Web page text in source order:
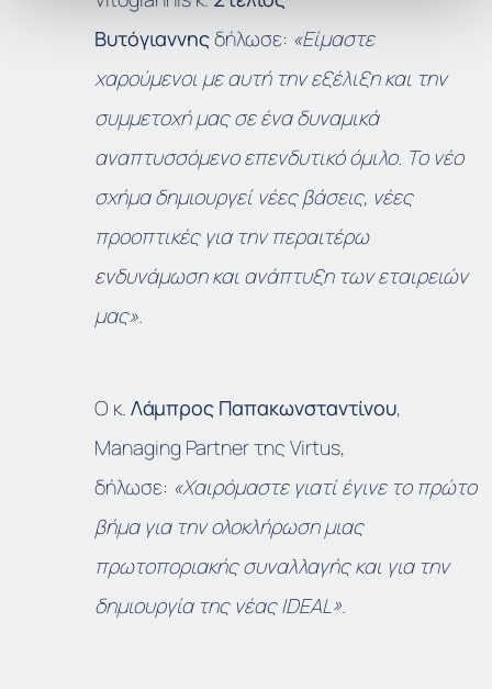
Βυτόγιαννηςδήλωσε: «Είμαστε
χαρούμενοι με αυτή την εξέλιξη και την
συμμετοχή μας σε ένα δυναμικά
αναπτυσσόμενο επενδυτικό όμιλο. Το νέο
σχήμα δημιουργεί νέες βάσεις, νέες
προοπτικές για την περαιτέρω
ενδυνάμωση και ανάπτυξη των εταιρειών
μας».
Ο κ. Λάμπρος Παπακωνσταντίνου,
Managing Partner της Virtus,
δήλωσε: «Χαιρόμαστε γιατί έγινε το πρώτο
βήμα για την ολοκλήρωση μιας
πρωτοποριακής συναλλαγής και για την
δημιουργία της νέας IDEAL ».